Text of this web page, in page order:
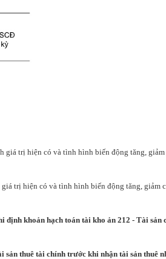
trị hiện có và tình hình biến động tăng, giảm
trị hiện có và tình hình biến động tăng, giảm
định khoản hạch toán tài kho ản 212 - Tài sản
sản thuê tài chính trước khi nhận tài sản thuê